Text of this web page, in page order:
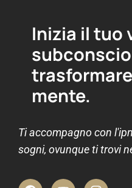
Inizia il tuo
mente.
Ti accompagno con
sogni, ovunque ti trovi